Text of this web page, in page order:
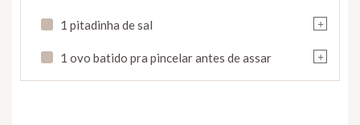
+
1 pitadinha de sal
+
1 ovo batido pra pincelar antes de assar